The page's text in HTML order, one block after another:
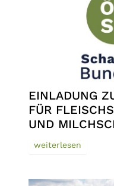
EINLADUNG
FÜR
UND
weiterlesen